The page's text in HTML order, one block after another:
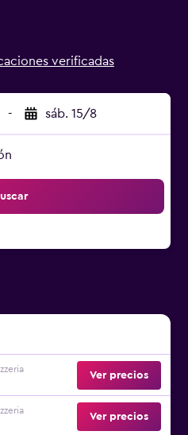
verificadas
- sáb. 15/8
Ver precios
Ver precios